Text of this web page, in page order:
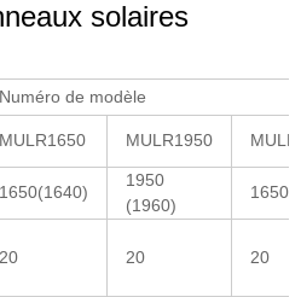
solaires
Numéro de modèle
MULR1650 MULR1950
1650(1640)
1950
(1960)
20 20 20